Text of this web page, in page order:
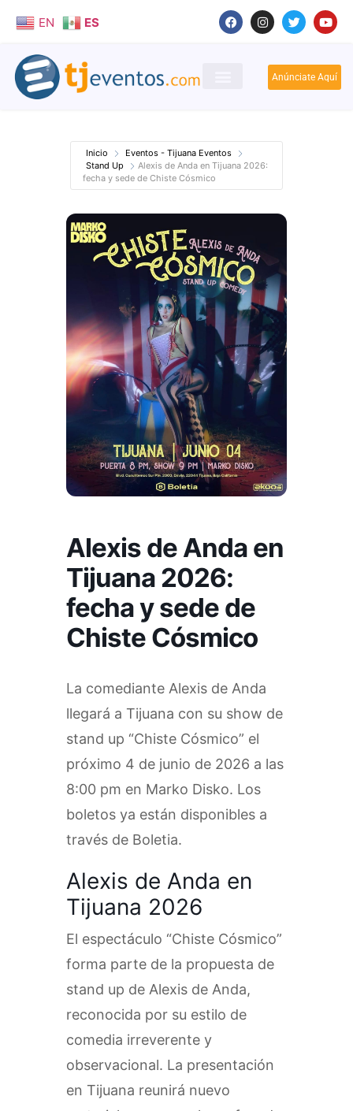
EN ES
Anúnciate Aquí
Inicio
Eventos - Tijuana Eventos
Stand Up
Alexis de Anda en Tijuana 2026:
fecha y sede de Chiste Cósmico
Alexis de Anda en
Tijuana 2026:
fecha y sede de
Chiste Cósmico
La comediante Alexis de Anda
llegará a Tijuana con su show de
stand up “Chiste Cósmico” el
próximo 4 de junio de 2026 a las
8:00 pm en Marko Disko. Los
boletos ya están disponibles a
través de Boletia.
Alexis de Anda en
Tijuana 2026
El espectáculo “Chiste Cósmico”
forma parte de la propuesta de
stand up de Alexis de Anda,
reconocida por su estilo de
comedia irreverente y
observacional. La presentación
en Tijuana reunirá nuevo